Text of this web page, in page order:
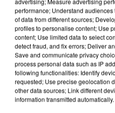
Votre nom*
Votre e-mail *
performance; Understand
of data from different sources;
profiles to personalise content; Use
content; Use limited data to select
detect fraud, and fix errors; Deliver
Save and communicate privacy
process personal data such as IP
following functionalities: Identify
requested; Use precise geolocation
other data sources; Link different
information transmitted automatically.